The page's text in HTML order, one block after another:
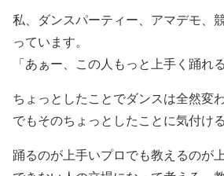
私、ダンスパーティー、アマデモ、
っています。
「あぁー、この人もっと上手く踊れ
ちょっとしたことでダンスは全然変
でもそのちょっとしたことに気付け
踊るのが上手いプロでも教えるのが